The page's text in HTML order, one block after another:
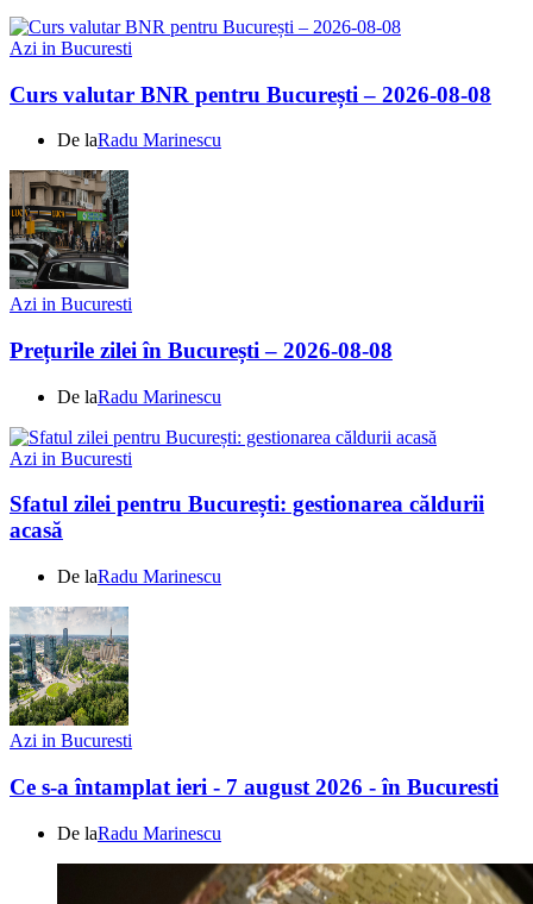
Azi in Bucuresti
Curs valutar BNR pentru București – 2026-08-08
De laRadu Marinescu
Azi in Bucuresti
Prețurile zilei în București – 2026-08-08
De laRadu Marinescu
Azi in Bucuresti
Sfatul zilei pentru București: gestionarea căldurii
acasă
De laRadu Marinescu
Azi in Bucuresti
Ce s-a întamplat ieri - 7 august 2026 - în Bucuresti
De laRadu Marinescu